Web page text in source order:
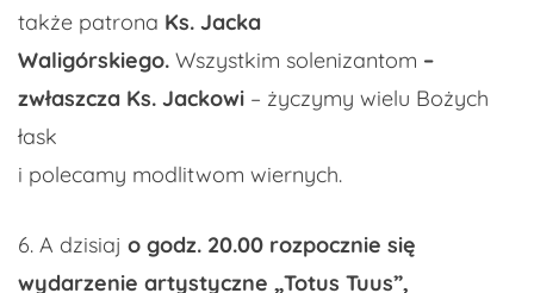
także patrona Ks. Jacka
Waligórskiego. Wszystkim solenizantom –
zwłaszcza Ks. Jackowi – życzymy wielu Bożych
łask
i polecamy modlitwom wiernych.
6. A dzisiaj o godz. 20.00 rozpocznie się
wydarzenie artystyczne „Totus Tuus”,